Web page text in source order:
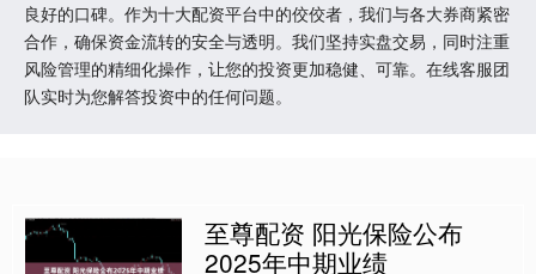
良好的口碑。作为十大配资平台中的佼佼者，我们与各大券商紧密
合作，确保资金流转的安全与透明。我们坚持实盘交易，同时注重
风险管理的精细化操作，让您的投资更加稳健、可靠。在线客服团
队实时为您解答投资中的任何问题。
至尊配资 阳光保险公布
2025年中期业绩